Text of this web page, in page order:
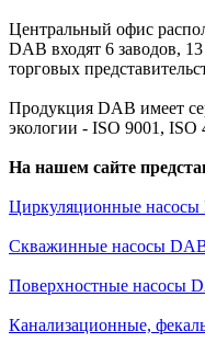
Центральный офис
DAB входят 6 заводов,
торговых
Продукция DAB имеет
экологии - ISO 9001, ISO
На нашем сайте
Циркуляционные
Скважинные насосы
Поверхностные насосы
Канализационные,